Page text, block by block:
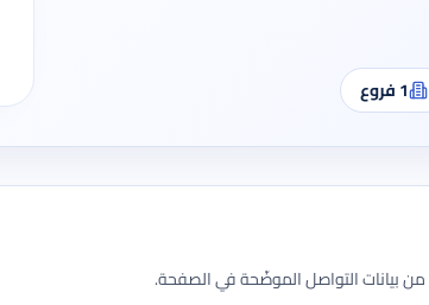
1فروع
بيانات التواصل الموضّحة في الصفحة.